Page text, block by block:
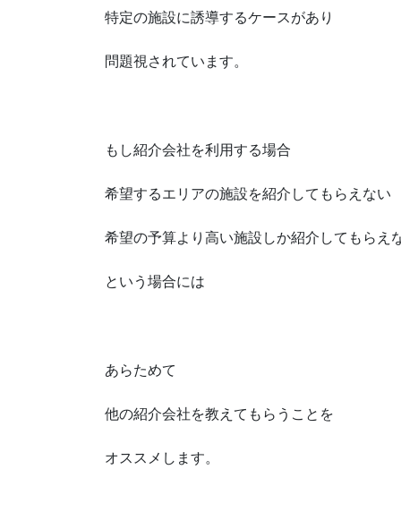
特定の施設に誘導するケースがあり
問題視されています。
もし紹介会社を利用する場合
希望するエリアの施設を紹介してもらえない
希望の予算より高い施設しか紹介してもらえ
という場合には
あらためて
他の紹介会社を教えてもらうことを
オススメします。